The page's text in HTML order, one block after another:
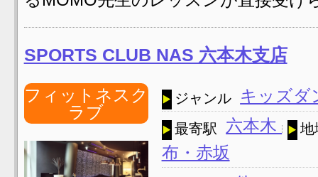
SPORTS CLUB NAS 六本木支店
フィットネスク
ラブ
ジャンル キッズダ
最寄駅 六本木 地
布・赤坂